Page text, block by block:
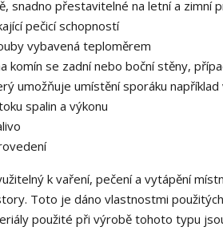
snadno přestavitelné na letní a zimní
pečicí schopností
vybavená teploměrem
komín se zadní nebo boční stěny,
umožňuje umístění sporáku například
spalin a výkonu
k vaření, pečení a vytápění
Toto je dáno vlastnostmi
použité při výrobě tohoto typu